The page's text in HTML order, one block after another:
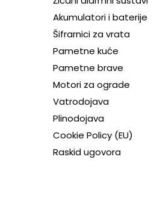
Akumulatori i baterije
Šifrarnici za vrata
Pametne kuće
Pametne brave
Motori za ograde
Vatrodojava
Plinodojava
Cookie Policy (EU)
Raskid ugovora